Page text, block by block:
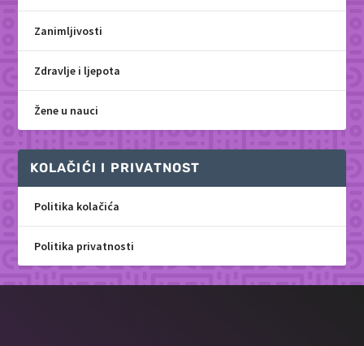
Zanimljivosti
Zdravlje i ljepota
Žene u nauci
KOLAČIĆI I PRIVATNOST
Politika kolačića
Politika privatnosti